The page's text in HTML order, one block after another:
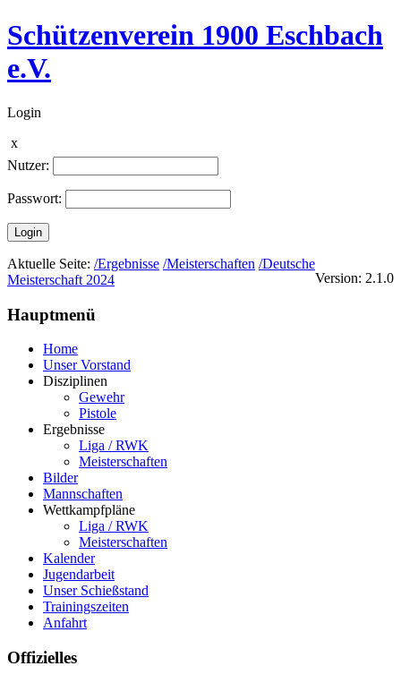
Schützenverein 1900 Eschbach
e.V.
Login
x
Nutzer:
Passwort:
Login
Version: 2.1.0
Aktuelle Seite: /Ergebnisse /Meisterschaften /Deutsche
Meisterschaft 2024
Hauptmenü
Home
Unser Vorstand
Disziplinen
Gewehr
Pistole
Ergebnisse
Liga / RWK
Meisterschaften
Bilder
Mannschaften
Wettkampfpläne
Liga / RWK
Meisterschaften
Kalender
Jugendarbeit
Unser Schießstand
Trainingszeiten
Anfahrt
Offizielles